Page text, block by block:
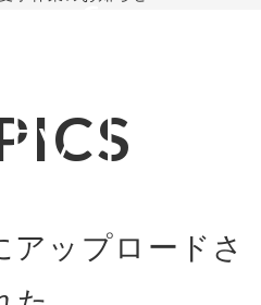
for
Life
アップロードさ